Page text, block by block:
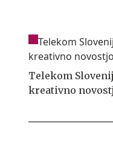
Telekom
kreativno